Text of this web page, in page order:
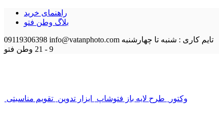
راهنمای خرید
بلاگ وطن فتو
09119306398 info@vatanphoto.com تایم کاری : شنبه تا چهارشنبه
9 - 21
وطن فتو
وکتور طرح لایه باز فتوشاپ ابزار تدوین تقویم مناسبتی